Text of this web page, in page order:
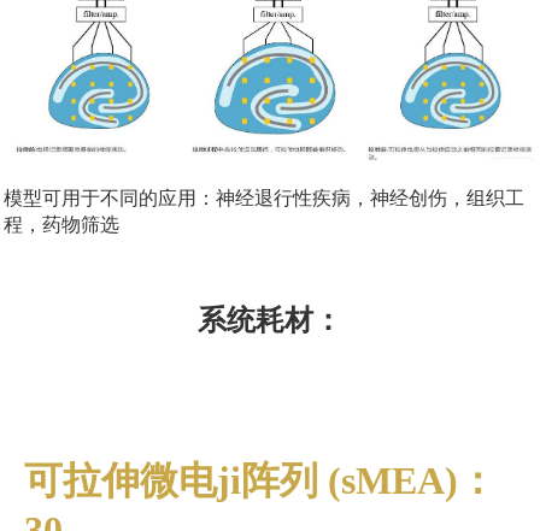
模型可用于不同的应用：神经退行性疾病，神经创伤，组织工
程，药物筛选
系统耗材：
可拉伸微电ji阵列 (sMEA)：